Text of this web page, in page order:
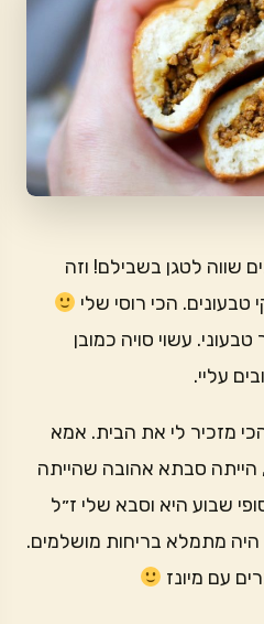
שווה לטגן בשבילם! וזה
הכי רוסי שלי
עשוי סויה כמובן
עליי.
מזכיר לי את הבית. אמא
סבתא אהובה שהייתה
שבוע היא וסבא שלי ז״ל
היה מתמלא בריחות מושלמים.
עם מיונז